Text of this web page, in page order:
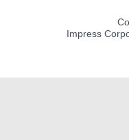
Impress